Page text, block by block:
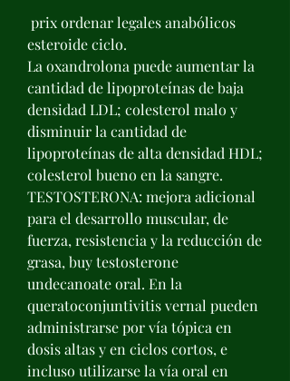
esteroide ciclo.
La oxandrolona puede aumentar la
cantidad de lipoproteínas de baja
densidad LDL; colesterol malo y
disminuir la cantidad de
lipoproteínas de alta densidad HDL;
colesterol bueno en la sangre.
TESTOSTERONA: mejora adicional
para el desarrollo muscular, de
fuerza, resistencia y la reducción de
grasa, buy testosterone
undecanoate oral. En la
queratoconjuntivitis vernal pueden
administrarse por vía tópica en
dosis altas y en ciclos cortos, e
incluso utilizarse la vía oral en